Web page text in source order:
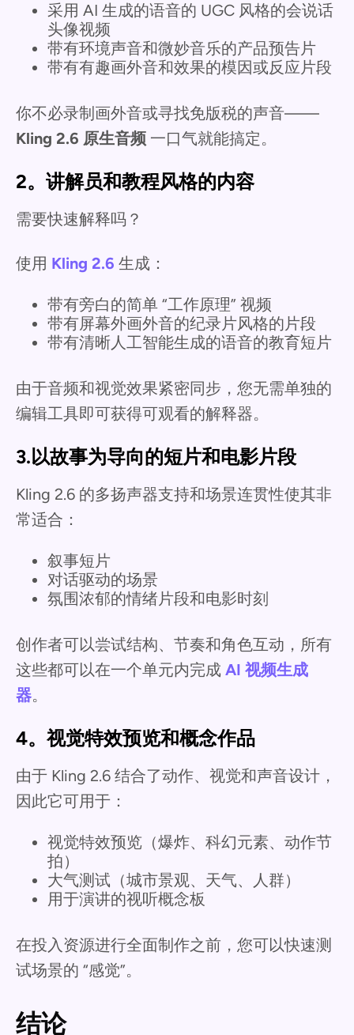
采用 AI 生成的语音的 UGC 风格的会说话
头像视频
带有环境声音和微妙音乐的产品预告片
带有有趣画外音和效果的模因或反应片段
你不必录制画外音或寻找免版税的声音——
Kling 2.6 原生音频 一口气就能搞定。
2。讲解员和教程风格的内容
需要快速解释吗？
使用 Kling 2.6 生成：
带有旁白的简单 “工作原理” 视频
带有屏幕外画外音的纪录片风格的片段
带有清晰人工智能生成的语音的教育短片
由于音频和视觉效果紧密同步，您无需单独的
编辑工具即可获得可观看的解释器。
3.以故事为导向的短片和电影片段
Kling 2.6 的多扬声器支持和场景连贯性使其非
常适合：
叙事短片
对话驱动的场景
氛围浓郁的情绪片段和电影时刻
创作者可以尝试结构、节奏和角色互动，所有
这些都可以在一个单元内完成 AI 视频生成
器。
4。视觉特效预览和概念作品
由于 Kling 2.6 结合了动作、视觉和声音设计，
因此它可用于：
视觉特效预览（爆炸、科幻元素、动作节
拍）
大气测试（城市景观、天气、人群）
用于演讲的视听概念板
在投入资源进行全面制作之前，您可以快速测
试场景的 “感觉”。
结论